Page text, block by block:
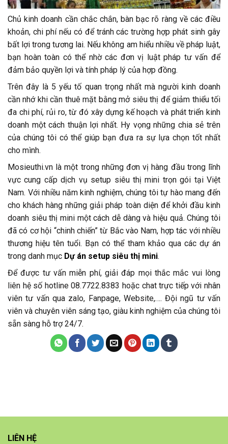
Chủ kinh doanh cần chắc chắn, bàn bạc rõ ràng về các điều
khoản, chi phí nếu có để tránh các trường hợp phát sinh gây
bất lợi trong tương lai. Nếu không am hiểu nhiều về pháp luật,
bạn hoàn toàn có thể nhờ các đơn vị luật pháp tư vấn để
đảm bảo quyền lợi và tính pháp lý của hợp đồng.
Trên đây là 5 yếu tố quan trọng nhất mà người kinh doanh
cần nhớ khi cần thuê mặt bằng mở siêu thị để giảm thiểu tối
đa chi phí, rủi ro, từ đó xây dựng kế hoạch và phát triển kinh
doanh một cách thuận lợi nhất. Hy vọng những chia sẻ trên
của chúng tôi có thể giúp bạn đưa ra sự lựa chọn tốt nhất
cho mình.
Mosieuthi.vn là một trong những đơn vị hàng đầu trong lĩnh
vực cung cấp dịch vụ setup siêu thị mini trọn gói tại Việt
Nam. Với nhiều năm kinh nghiệm, chúng tôi tự hào mang đến
cho khách hàng những giải pháp toàn diện để khởi đầu kinh
doanh siêu thị mini một cách dễ dàng và hiệu quả. Chúng tôi
đã có cơ hội “chinh chiến” từ Bắc vào Nam, hợp tác với nhiều
thương hiệu tên tuổi. Bạn có thể tham khảo qua các dự án
trong danh mục Dự án setup siêu thị mini.
Để được tư vấn miễn phí, giải đáp mọi thắc mắc vui lòng
liên hệ số hotline 08.7722.8383 hoặc chat trực tiếp với nhân
viên tư vấn qua zalo, Fanpage, Website,…. Đội ngũ tư vấn
viên và chuyên viên sáng tạo, giàu kinh nghiệm của chúng tôi
sẵn sàng hỗ trợ 24/7.
LIÊN HỆ